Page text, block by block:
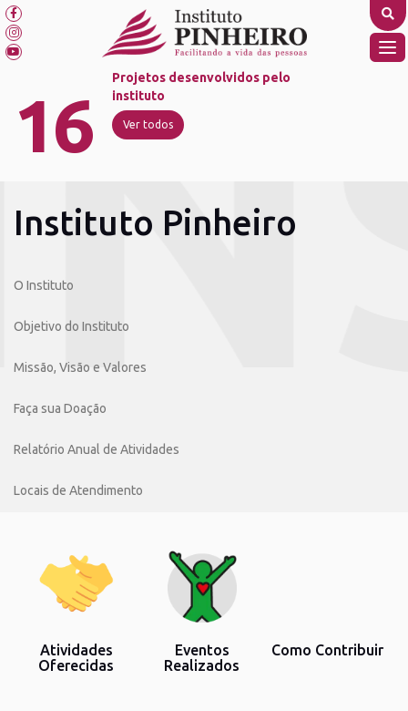
Skip
to
content
16
Projetos desenvolvidos pelo
instituto
Ver todos
Instituto Pinheiro
O Instituto
Objetivo do Instituto
Missão, Visão e Valores
Faça sua Doação
Relatório Anual de Atividades
Locais de Atendimento
Atividades
Oferecidas
Eventos
Realizados
Como Contribuir